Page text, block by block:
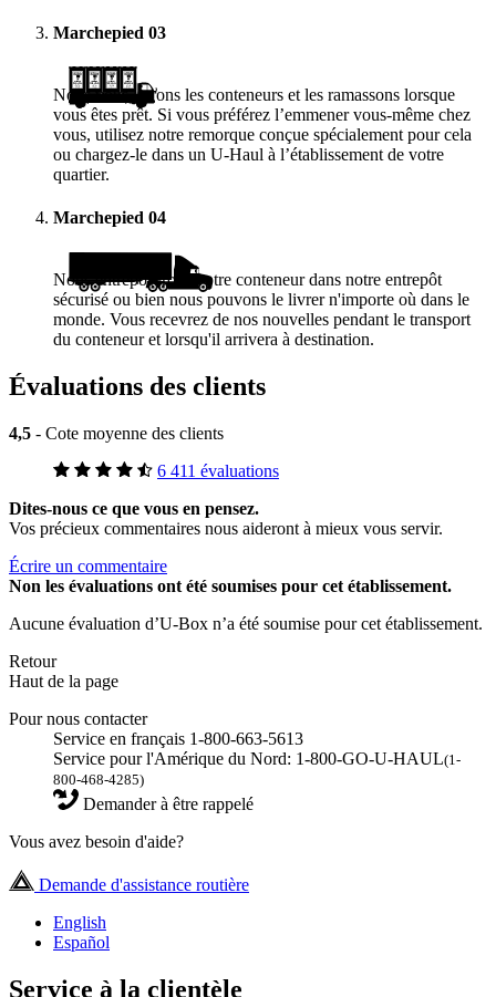
Marchepied 03
Nous vous livrons les conteneurs et les ramassons lorsque
vous êtes prêt. Si vous préférez l’emmener vous-même chez
vous, utilisez notre remorque conçue spécialement pour cela
ou chargez-le dans un U-Haul à l’établissement de votre
quartier.
Marchepied 04
Nous entreposerons votre conteneur dans notre entrepôt
sécurisé ou bien nous pouvons le livrer n'importe où dans le
monde. Vous recevrez de nos nouvelles pendant le transport
du conteneur et lorsqu'il arrivera à destination.
Évaluations des clients
4,5 - Cote moyenne des clients
6 411 évaluations
Dites-nous ce que vous en pensez.
Vos précieux commentaires nous aideront à mieux vous servir.
Écrire un commentaire
Non les évaluations ont été soumises pour cet établissement.
Aucune évaluation d’U-Box n’a été soumise pour cet établissement.
Retour
Haut de la page
Pour nous contacter
Service en français 1-800-663-5613
Service pour l'Amérique du Nord: 1-800-GO-U-HAUL(1-
800-468-4285)
Demander à être rappelé
Vous avez besoin d'aide?
Demande d'assistance routière
English
Español
Service à la clientèle